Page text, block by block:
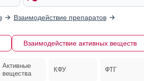
Взаимодействие препаратов
Взаимодействие активных веществ
Активные
вещества
КФУ ФТГ